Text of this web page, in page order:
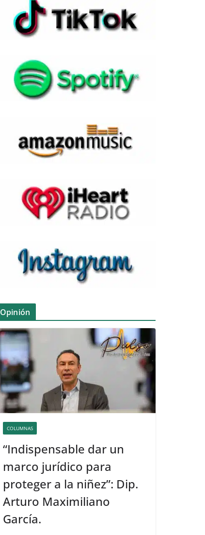
Opinión
COLUMNAS
“Indispensable dar un
marco jurídico para
proteger a la niñez”: Dip.
Arturo Maximiliano
García.